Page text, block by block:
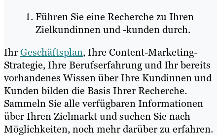
Führen Sie eine Recherche zu Ihren
Zielkundinnen und -kunden durch.
IhrGeschäftsplan, Ihre Content-Marketing-
Strategie, Ihre Berufserfahrung und Ihr bereits
vorhandenes Wissen über Ihre Kundinnen und
Kunden bilden die Basis Ihrer Recherche.
Sammeln Sie alle verfügbaren Informationen
über Ihren Zielmarkt und suchen Sie nach
Möglichkeiten, noch mehr darüber zu erfahren.